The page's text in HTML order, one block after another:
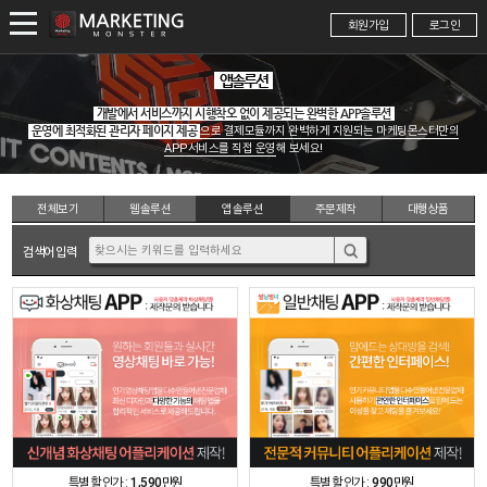
로그인
회원가입
앱솔루션
개발에서 서비스까지 시행착오 없이 제공되는 완벽한 APP솔루션
운영에 최적화된 관리자 페이지 제공 으로 결제모듈까지 완벽하게 지원되는 마케팅몬스터만의
APP서비스를 직접 운영해 보세요!
전체보기 웹솔루션 앱솔루션 주문제작 대행상품
검색어 입력
특별 할인가 :1,590만원 특별 할인가 :990만원